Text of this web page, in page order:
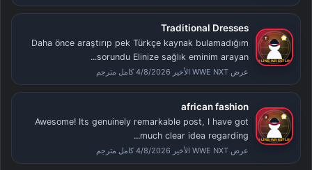
Traditional Dresses
Daha önce araştırıp pek Türkçe kaynak bulamadığım
sorundu Elinize sağlık eminim arayan...
عرض WWE NXT الأخير 4/8/2026 كامل مترجم
african fashion
Awesome! Its genuinely remarkable post, I have got
much clear idea regarding...
عرض WWE NXT الأخير 4/8/2026 كامل مترجم